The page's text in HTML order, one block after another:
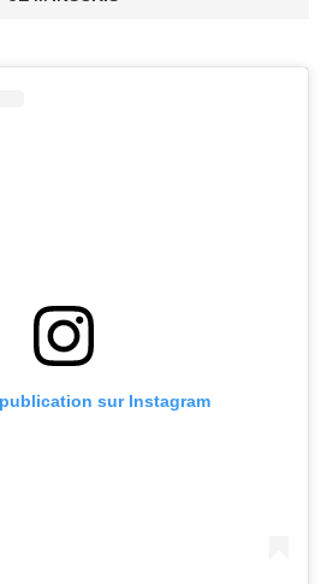
sur Instagram